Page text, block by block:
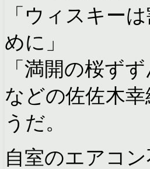
「ウィスキー
めに」
「満開の桜ず
などの佐佐木
うだ。
自室のエアコ